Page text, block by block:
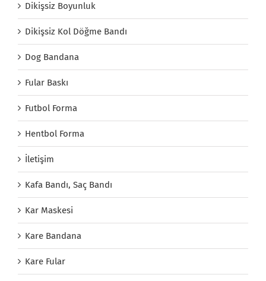
Dikişsiz Boyunluk
Dikişsiz Kol Döğme Bandı
Dog Bandana
Fular Baskı
Futbol Forma
Hentbol Forma
İletişim
Kafa Bandı, Saç Bandı
Kar Maskesi
Kare Bandana
Kare Fular